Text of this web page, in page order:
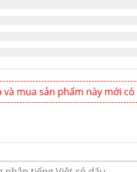
mua sản phẩm này mới